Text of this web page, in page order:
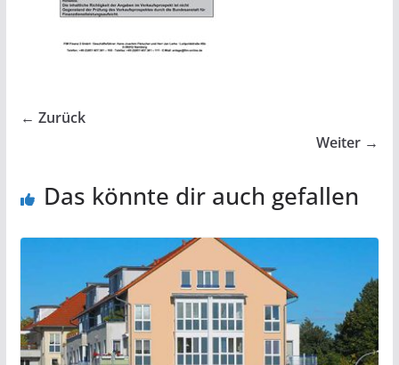
← Zurück
Weiter →
Das könnte dir auch gefallen